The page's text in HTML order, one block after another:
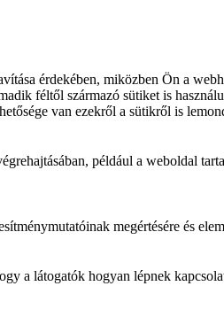
érdekében, miközben Ön a
féltől származó sütiket is
van ezekről a sütikről is
például a weboldal
megértésére és
a látogatók hogyan lépnek